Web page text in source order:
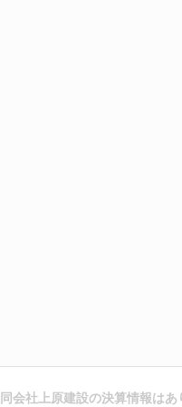
会社上原建設の決算情報はあ